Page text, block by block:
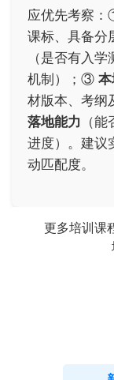
应优先考察
课标、具备
（是否有入
机制）；③
材版本、考
落地能力
（
进度）。建议
动匹配度。
更多培训课